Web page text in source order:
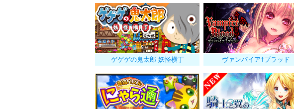
ゲゲゲの鬼太郎 妖怪横丁 ヴァンパイア†ブラッド